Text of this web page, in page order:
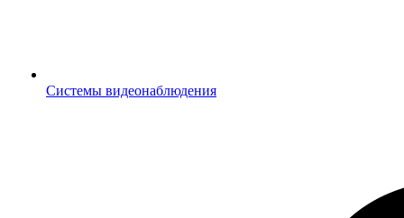
Системы видеонаблюдения